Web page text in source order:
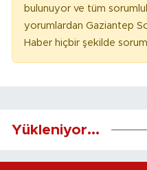
bulunuyor ve tüm
yorumlardan Gaziantep
Haber hiçbir şekilde
Yükleniyor...